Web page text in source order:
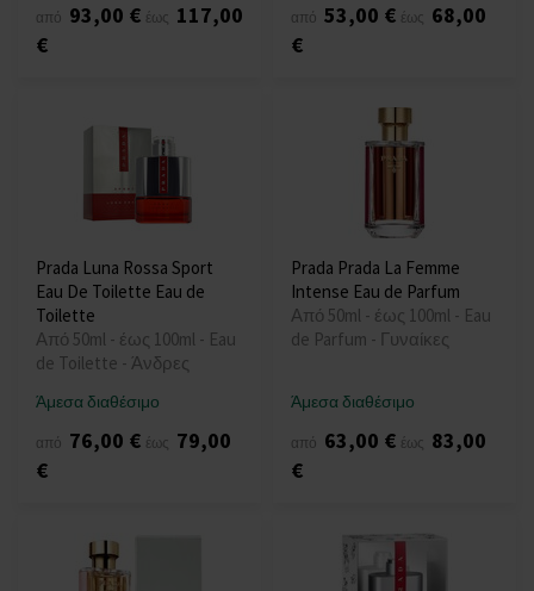
από 93,00 € έως 117,00
€
από 53,00 € έως 68,00
€
Prada Luna Rossa Sport
Eau De Toilette Eau de
Toilette
Από 50ml - έως 100ml - Eau
de Toilette - Άνδρες
Άμεσα διαθέσιμο
από 76,00 € έως 79,00
€
Prada Prada La Femme
Intense Eau de Parfum
Από 50ml - έως 100ml - Eau
de Parfum - Γυναίκες
Άμεσα διαθέσιμο
από 63,00 € έως 83,00
€